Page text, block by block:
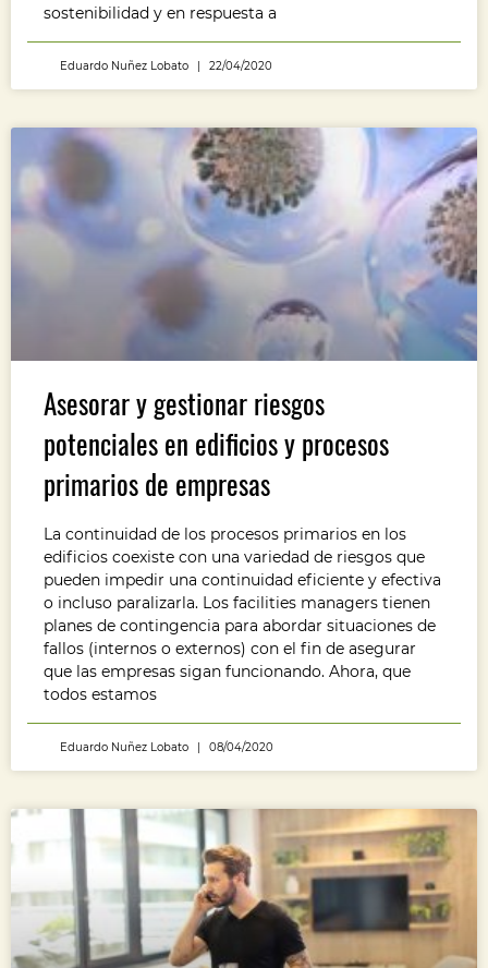
sostenibilidad y en respuesta a
Eduardo Nuñez Lobato 22/04/2020
Asesorar y gestionar riesgos
potenciales en edificios y procesos
primarios de empresas
La continuidad de los procesos primarios en los
edificios coexiste con una variedad de riesgos que
pueden impedir una continuidad eficiente y efectiva
o incluso paralizarla. Los facilities managers tienen
planes de contingencia para abordar situaciones de
fallos (internos o externos) con el fin de asegurar
que las empresas sigan funcionando. Ahora, que
todos estamos
Eduardo Nuñez Lobato 08/04/2020